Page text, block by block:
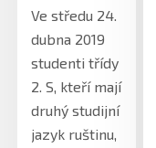
Ve středu 24.
dubna 2019
studenti třídy
2. S, kteří mají
druhý studijní
jazyk ruštinu,